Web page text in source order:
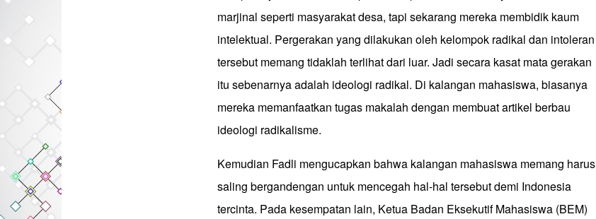
marjinal seperti masyarakat desa, tapi sekarang mereka membidik kaum
intelektual. Pergerakan yang dilakukan oleh kelompok radikal dan intoleran
tersebut memang tidaklah terlihat dari luar. Jadi secara kasat mata gerakan
itu sebenarnya adalah ideologi radikal. Di kalangan mahasiswa, biasanya
mereka memanfaatkan tugas makalah dengan membuat artikel berbau
ideologi radikalisme.
Kemudian Fadli mengucapkan bahwa kalangan mahasiswa memang harus
saling bergandengan untuk mencegah hal-hal tersebut demi Indonesia
tercinta. Pada kesempatan lain, Ketua Badan Eksekutif Mahasiswa (BEM)